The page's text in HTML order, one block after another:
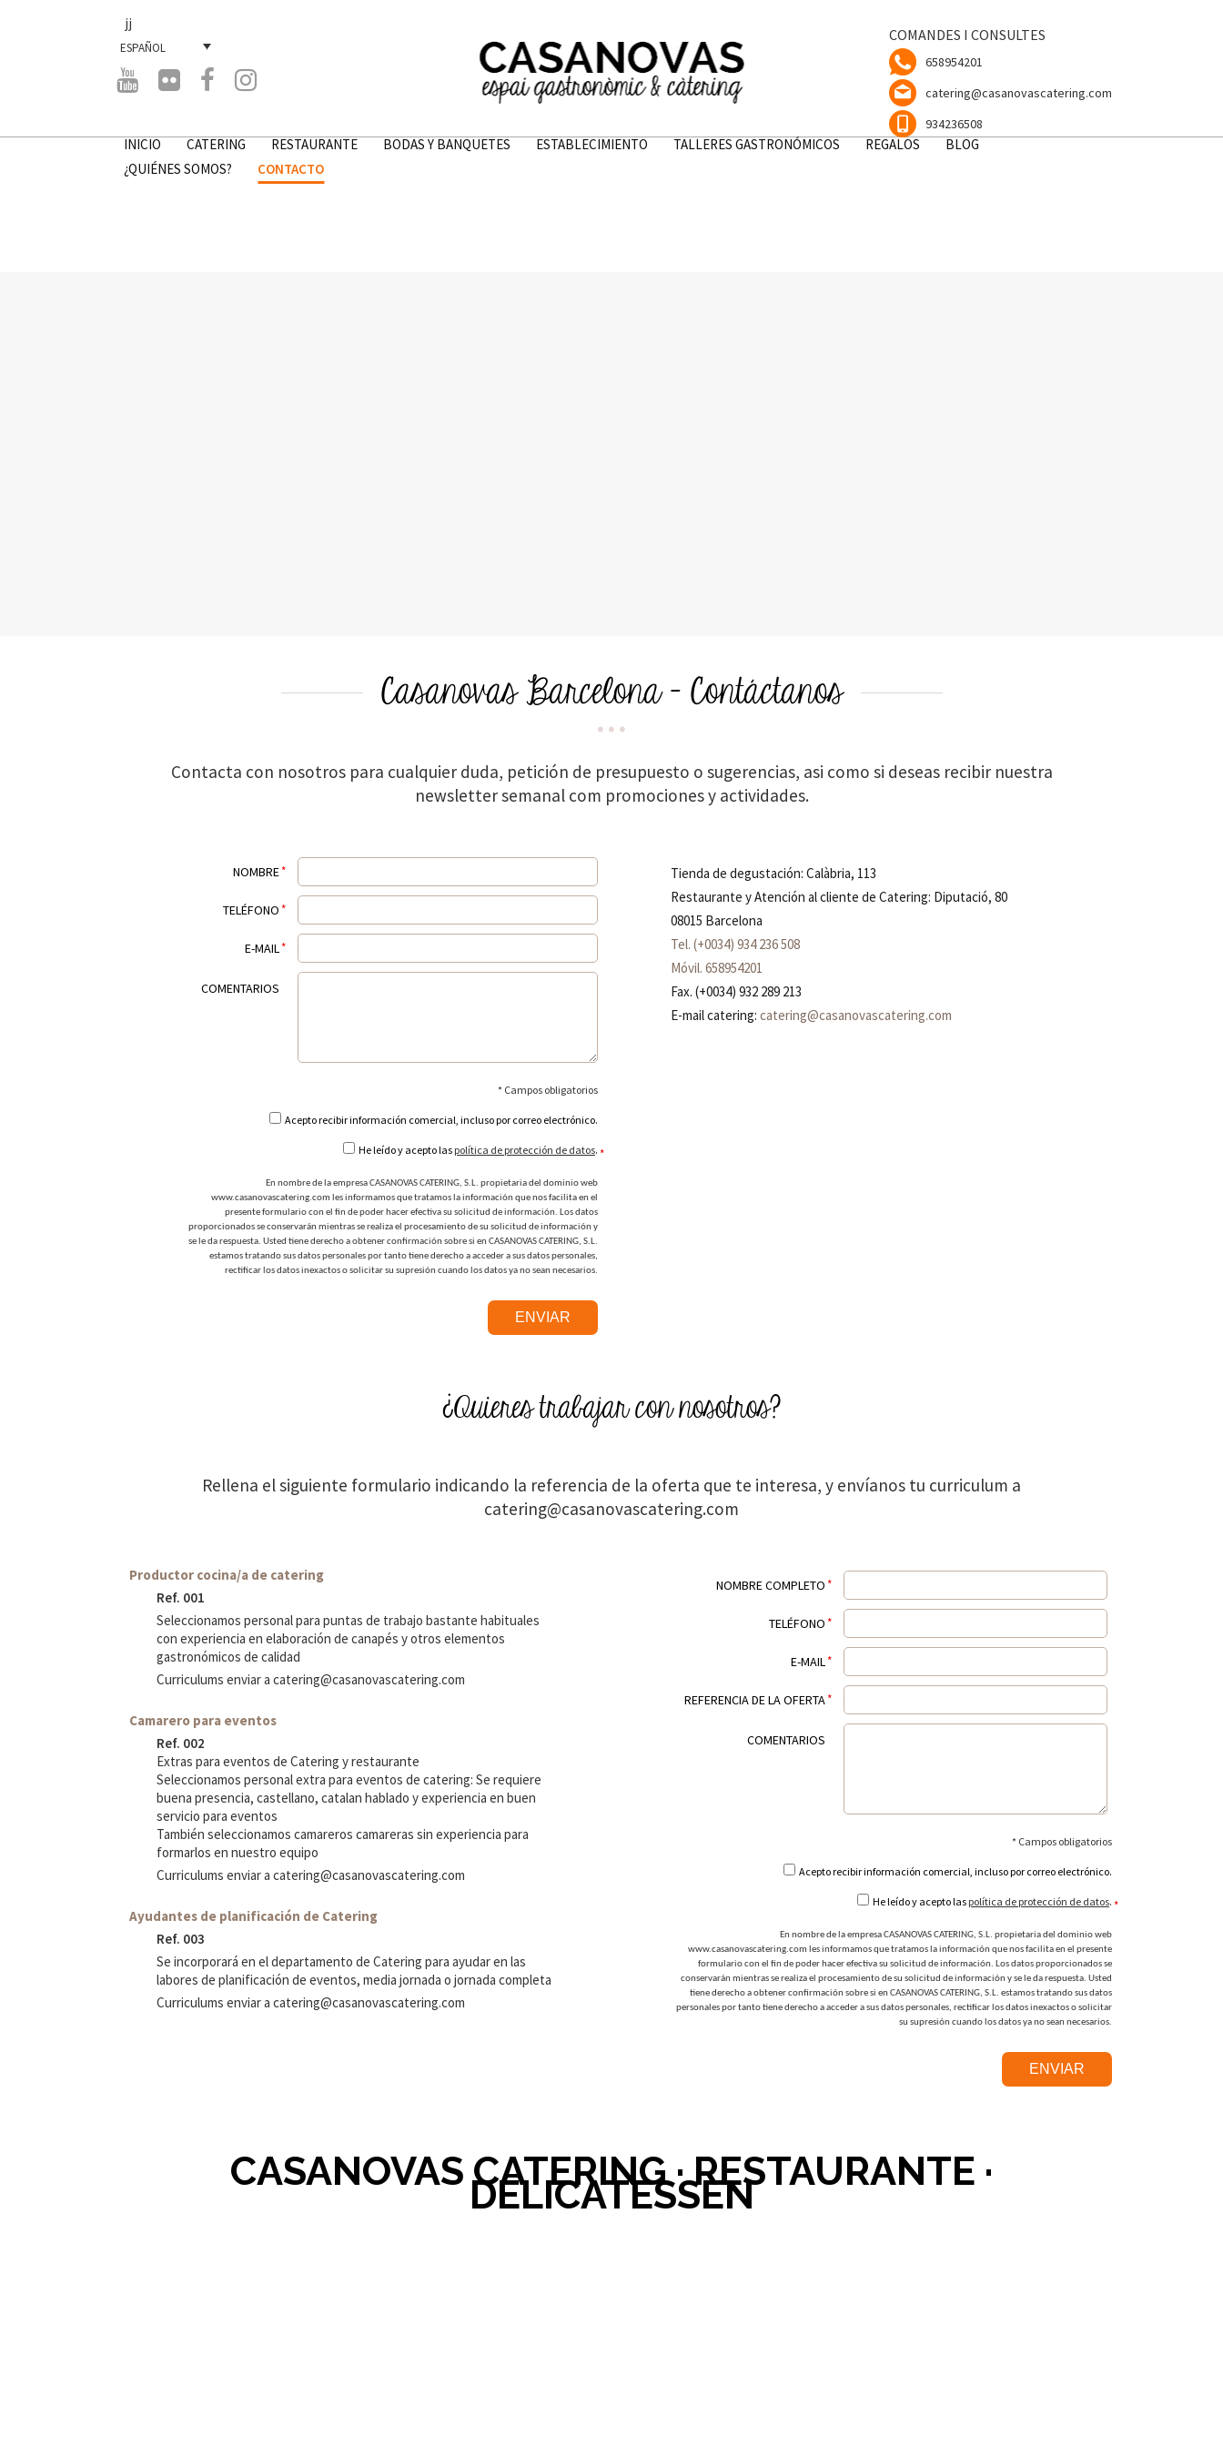
jj
ESPAÑOL
COMANDES I CONSULTES
658954201
catering@casanovascatering.com
934236508
INICIO CATERING RESTAURANTE BODAS Y BANQUETES ESTABLECIMIENTO TALLERES GASTRONÓMICOS REGALOS
BLOG
¿QUIÉNES SOMOS?
CONTACTO
Casanovas Barcelona – Contáctanos
Contacta con nosotros para cualquier duda, petición de presupuesto o sugerencias, asi como si deseas recibir nuestra
newsletter semanal com promociones y actividades.
NOMBRE*
TELÉFONO*
E-MAIL*
COMENTARIOS
* Campos obligatorios
Acepto recibir información comercial, incluso por correo electrónico.
He leído y acepto las política de protección de datos. *
En nombre de la empresa CASANOVAS CATERING, S.L. propietaria del dominio web
www.casanovascatering.com les informamos que tratamos la información que nos facilita en el
presente formulario con el fin de poder hacer efectiva su solicitud de información. Los datos
proporcionados se conservarán mientras se realiza el procesamiento de su solicitud de información y
se le da respuesta. Usted tiene derecho a obtener confirmación sobre si en CASANOVAS CATERING, S.L.
estamos tratando sus datos personales por tanto tiene derecho a acceder a sus datos personales,
rectificar los datos inexactos o solicitar su supresión cuando los datos ya no sean necesarios.
Tienda de degustación: Calàbria, 113
Restaurante y Atención al cliente de Catering: Diputació, 80
08015 Barcelona
Tel. (+0034) 934 236 508
Móvil. 658954201
Fax. (+0034) 932 289 213
E-mail catering: catering@casanovascatering.com
¿Quieres trabajar con nosotros?
Rellena el siguiente formulario indicando la referencia de la oferta que te interesa, y envíanos tu curriculum a
catering@casanovascatering.com
Productor cocina/a de catering
Ref. 001
Seleccionamos personal para puntas de trabajo bastante habituales
con experiencia en elaboración de canapés y otros elementos
gastronómicos de calidad
Curriculums enviar a catering@casanovascatering.com
Camarero para eventos
Ref. 002
Extras para eventos de Catering y restaurante
Seleccionamos personal extra para eventos de catering: Se requiere
buena presencia, castellano, catalan hablado y experiencia en buen
servicio para eventos
También seleccionamos camareros camareras sin experiencia para
formarlos en nuestro equipo
Curriculums enviar a catering@casanovascatering.com
Ayudantes de planificación de Catering
Ref. 003
Se incorporará en el departamento de Catering para ayudar en las
labores de planificación de eventos, media jornada o jornada completa
Curriculums enviar a catering@casanovascatering.com
NOMBRE COMPLETO*
TELÉFONO*
E-MAIL*
REFERENCIA DE LA OFERTA*
COMENTARIOS
* Campos obligatorios
Acepto recibir información comercial, incluso por correo electrónico.
He leído y acepto las política de protección de datos. *
En nombre de la empresa CASANOVAS CATERING, S.L. propietaria del dominio web
www.casanovascatering.com les informamos que tratamos la información que nos facilita en el presente
formulario con el fin de poder hacer efectiva su solicitud de información. Los datos proporcionados se
conservarán mientras se realiza el procesamiento de su solicitud de información y se le da respuesta. Usted
tiene derecho a obtener confirmación sobre si en CASANOVAS CATERING, S.L. estamos tratando sus datos
personales por tanto tiene derecho a acceder a sus datos personales, rectificar los datos inexactos o solicitar
su supresión cuando los datos ya no sean necesarios.
CASANOVAS CATERING · RESTAURANTE ·
DELICATESSEN